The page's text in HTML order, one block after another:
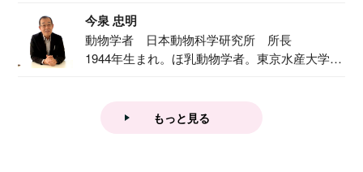
今泉 忠明
動物学者 日本動物科学研究所 所長
1944年生まれ。ほ乳動物学者。東京水産大学卒
もっと見る